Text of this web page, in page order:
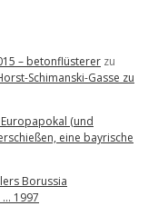
– betonflüsterer zu
Schimanski-Gasse zu
(und
eine bayrische
Borussia
1997